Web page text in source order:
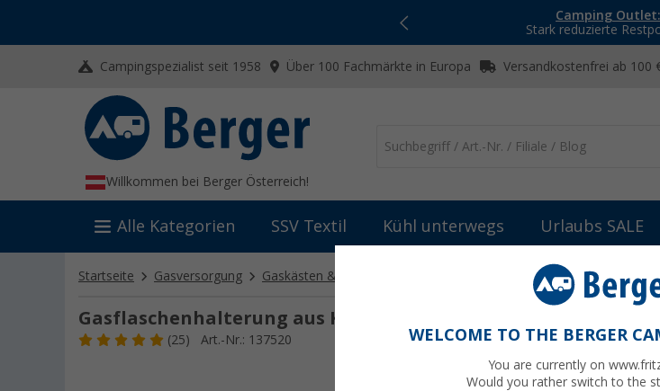
Camping Outlet:
Stark reduzierte
Campingspezialist seit 1958 Über 100 Fachmärkte in Europa Versandkostenfrei ab 100
Willkommen bei Berger Österreich!
Alle Kategorien SSV Textil Kühl unterwegs Urlaubs SALE
Startseite Gasversorgung Gaskästen & Befestigungen Gasflaschenhalterung aus Kunststoff
Gasflaschenhalterung aus Kunststoff
(25) Art.-Nr.: 137520 WELCOME TO THE BERGER
You are currently on
Would you rather switch to the